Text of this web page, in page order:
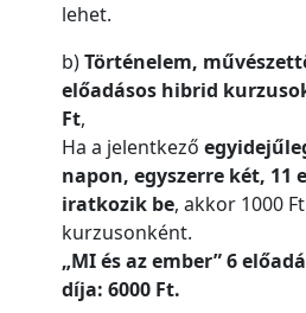
lehet.
b)Történelem,
előadásos hibrid
Ft,
Ha a jelentkező
napon, egyszerre két, 11
iratkozik be, akkor 1000
kurzusonként.
„MI és az ember” 6
díja: 6000 Ft.